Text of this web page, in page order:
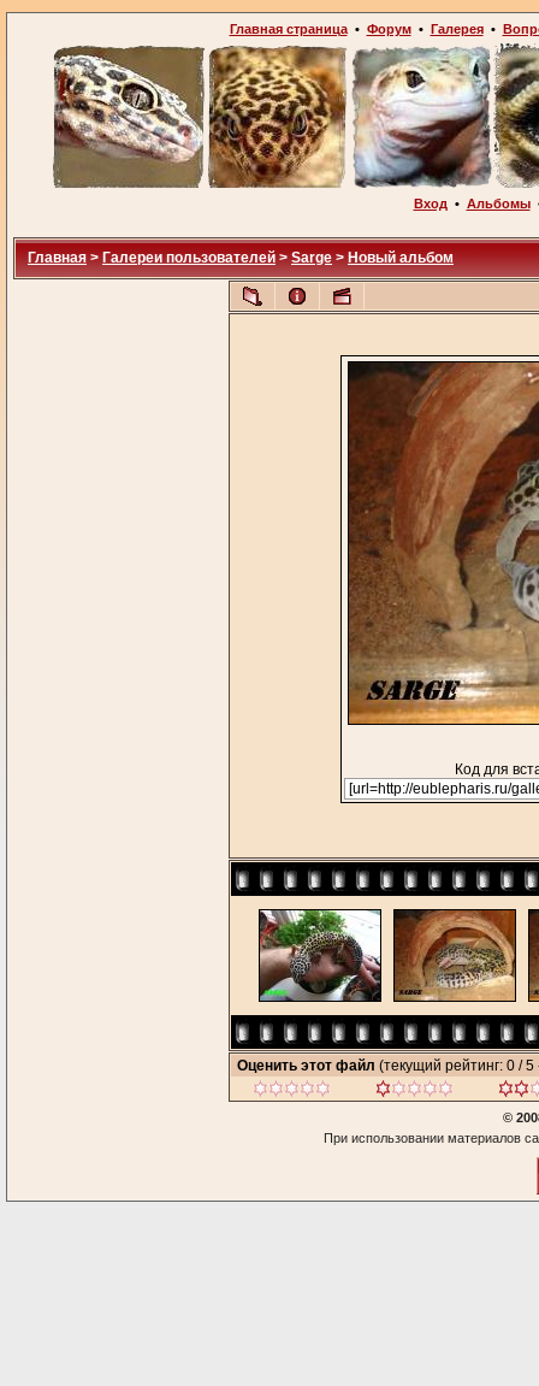
Главная страница• Форум• Галерея•
Вход • Альбомы
Главная > Галереи пользователей > Sarge > Новый альбом
Код для
Оценить этот файл (текущий рейтинг: 0 / 5
©
При использовании материалов